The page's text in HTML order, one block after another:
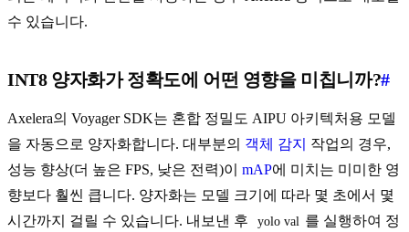
수 있습니다.
INT8 양자화가 정확도에 어떤 영향을 미칩니까?#
Axelera의 Voyager SDK는 혼합 정밀도 AIPU 아키텍처용 모델
을 자동으로 양자화합니다. 대부분의 객체 감지
작업의 경우,
성능 향상(더 높은 FPS, 낮은 전력)이 mAP에 미치는 미미한 영
향보다 훨씬 큽니다. 양자화는 모델 크기에 따라 몇 초에서 몇
시간까지 걸릴 수 있습니다. 내보낸 후
yolo val 를 실행하여 정